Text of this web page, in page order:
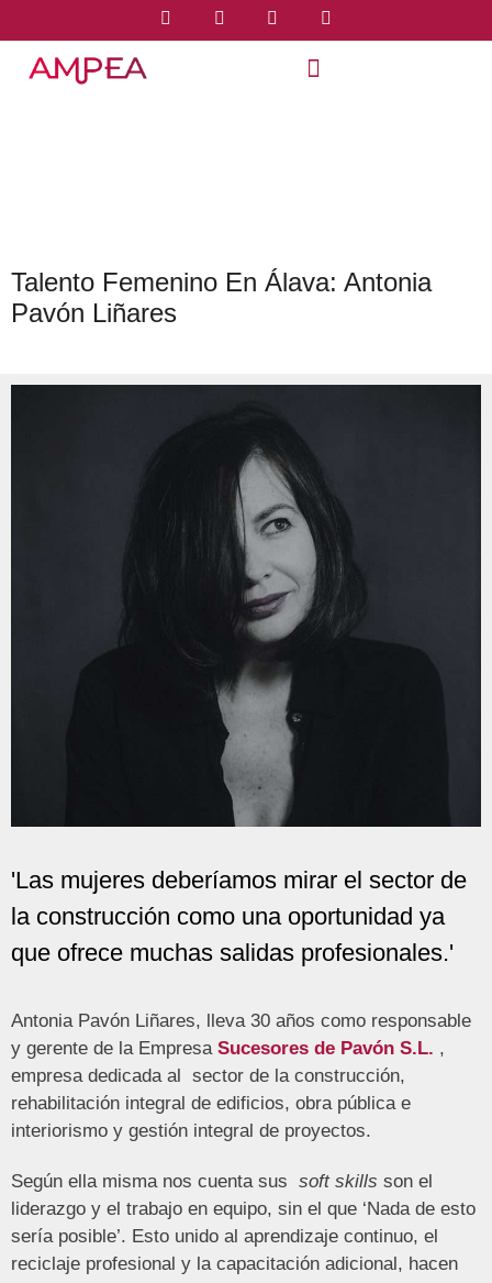
Talento Femenino En Álava: Antonia
Pavón Liñares
'Las mujeres deberíamos mirar el sector de
la construcción como una oportunidad ya
que ofrece muchas salidas profesionales.'
Antonia Pavón Liñares, lleva 30 años como responsable
y gerente de la Empresa Sucesores de Pavón S.L. ,
empresa dedicada al sector de la construcción,
rehabilitación integral de edificios, obra pública e
interiorismo y gestión integral de proyectos.
Según ella misma nos cuenta sus soft skills son el
liderazgo y el trabajo en equipo, sin el que ‘Nada de esto
sería posible’. Esto unido al aprendizaje continuo, el
reciclaje profesional y la capacitación adicional, hacen